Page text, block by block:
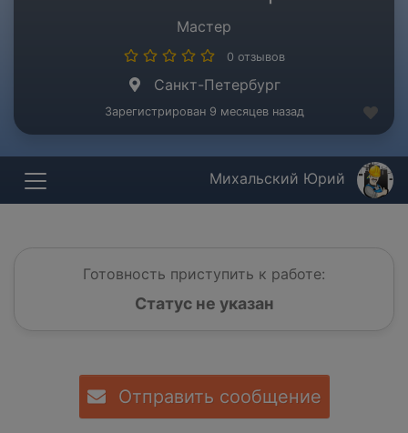
Мастер
0 отзывов
Санкт-Петербург
Зарегистрирован 9 месяцев назад
Михальский Юрий
Готовность приступить к работе:
Статус не указан
Отправить сообщение